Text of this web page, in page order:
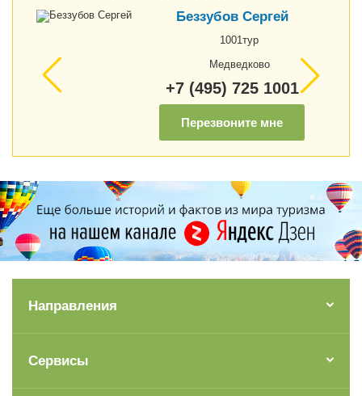
Беззубов Сергей
1001тур
Медведково
+7 (495) 725 1001
Перезвоните мне
Направления
Сервисы